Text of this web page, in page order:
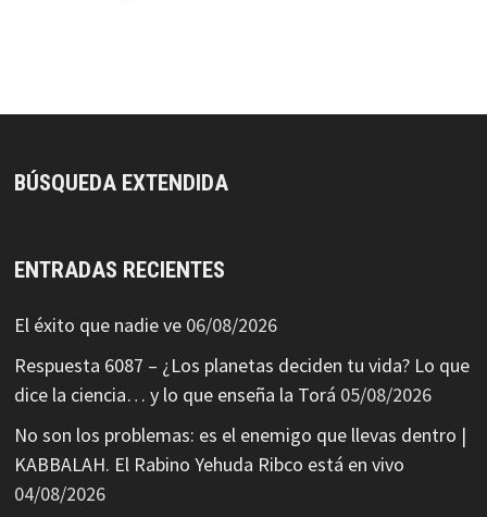
BÚSQUEDA EXTENDIDA
ENTRADAS RECIENTES
El éxito que nadie ve 06/08/2026
Respuesta 6087 – ¿Los planetas deciden tu vida? Lo que
dice la ciencia… y lo que enseña la Torá 05/08/2026
No son los problemas: es el enemigo que llevas dentro |
KABBALAH. El Rabino Yehuda Ribco está en vivo
04/08/2026